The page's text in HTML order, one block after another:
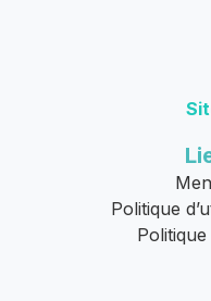
Politique